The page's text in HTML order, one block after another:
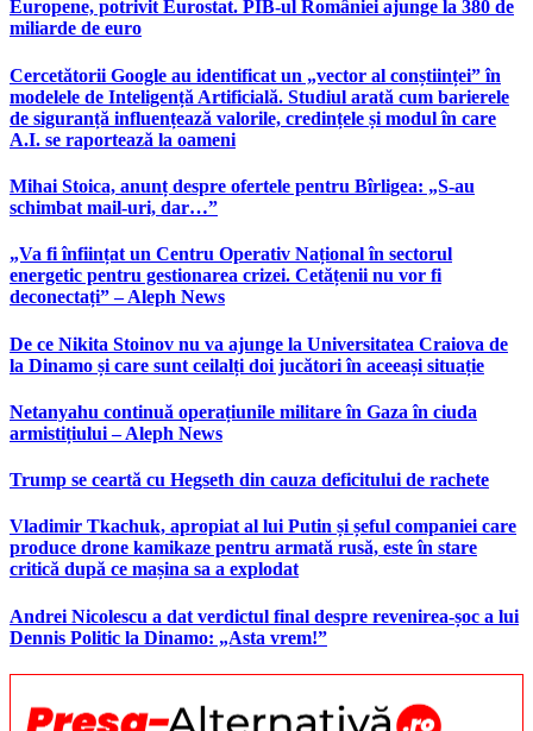
Europene, potrivit Eurostat. PIB-ul României ajunge la 380 de
miliarde de euro
Cercetătorii Google au identificat un „vector al conștiinței” în
modelele de Inteligență Artificială. Studiul arată cum barierele
de siguranță influențează valorile, credințele și modul în care
A.I. se raportează la oameni
Mihai Stoica, anunț despre ofertele pentru Bîrligea: „S-au
schimbat mail-uri, dar…”
„Va fi înființat un Centru Operativ Național în sectorul
energetic pentru gestionarea crizei. Cetățenii nu vor fi
deconectați” – Aleph News
De ce Nikita Stoinov nu va ajunge la Universitatea Craiova de
la Dinamo și care sunt ceilalți doi jucători în aceeași situație
Netanyahu continuă operațiunile militare în Gaza în ciuda
armistițiului – Aleph News
Trump se ceartă cu Hegseth din cauza deficitului de rachete
Vladimir Tkachuk, apropiat al lui Putin și șeful companiei care
produce drone kamikaze pentru armată rusă, este în stare
critică după ce mașina sa a explodat
Andrei Nicolescu a dat verdictul final despre revenirea-șoc a lui
Dennis Politic la Dinamo: „Asta vrem!”